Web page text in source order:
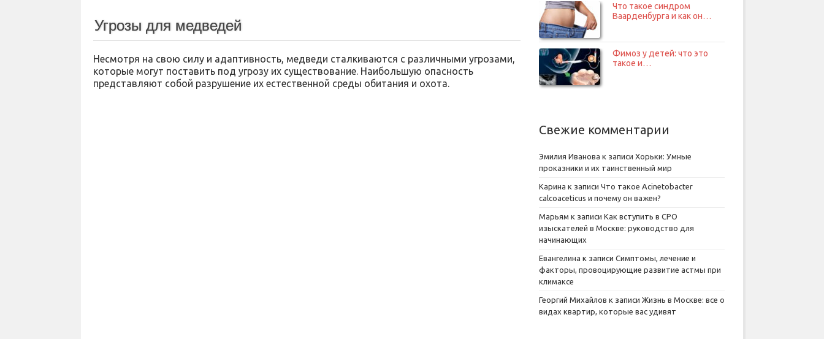
Угрозы для медведей
Несмотря на свою силу и адаптивность, медведи сталкиваются с различными угрозами,
которые могут поставить под угрозу их существование. Наибольшую опасность
представляют собой разрушение их естественной среды обитания и охота.
Что такое синдром
Ваарденбурга и как он…
Фимоз у детей: что это
такое и…
Свежие комментарии
Эмилия Иванова к записи Хорьки: Умные
проказники и их таинственный мир
Карина к записи Что такое Acinetobacter
calcoaceticus и почему он важен?
Марьям к записи Как вступить в СРО
изыскателей в Москве: руководство для
начинающих
Евангелина к записи Симптомы, лечение и
факторы, провоцирующие развитие астмы при
климаксе
Георгий Михайлов к записи Жизнь в Москве: все о
видах квартир, которые вас удивят